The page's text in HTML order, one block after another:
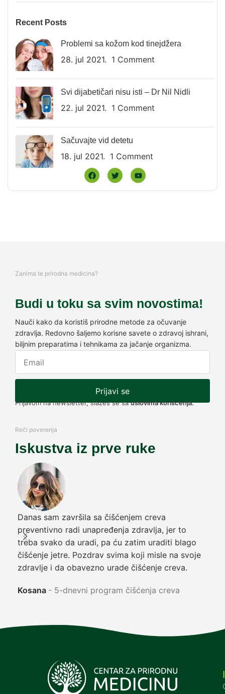
Recent Posts
Problemi sa kožom kod tinejdžera
28. jul 2021. 1 Comment
Svi dijabetičari nisu isti – Dr Nil Nidli
22. jul 2021. 1 Comment
Sačuvajte vid detetu
18. jul 2021. 1 Comment
Zanima te prirodna medicina?
Budi u toku sa svim novostima!
Nauči kako da koristiš prirodne metode za očuvanje
zdravlja. Redovno šaljemo korisne savete o zdravoj ishrani,
biljnim preparatima i tehnikama za jačanje organizma.
Prijavi se
Prijavom na newsletter, slažeš se sauslovima korišćenja.
Reči poverenja
Iskustva iz prve ruke
Danas sam završila sa čišćenjem creva
preventivno radi unapređenja zdravlja, jer to
treba svako da uradi, pa ću zatim uraditi blago
čišćenje jetre. Pozdrav svima koji misle na svoje
zdravlje i da obavezno urade čišćenje creva.
Kosana 5-dnevni program čišćenja creva